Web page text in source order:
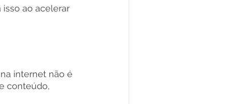
ao acelerar
internet não é
conteúdo,